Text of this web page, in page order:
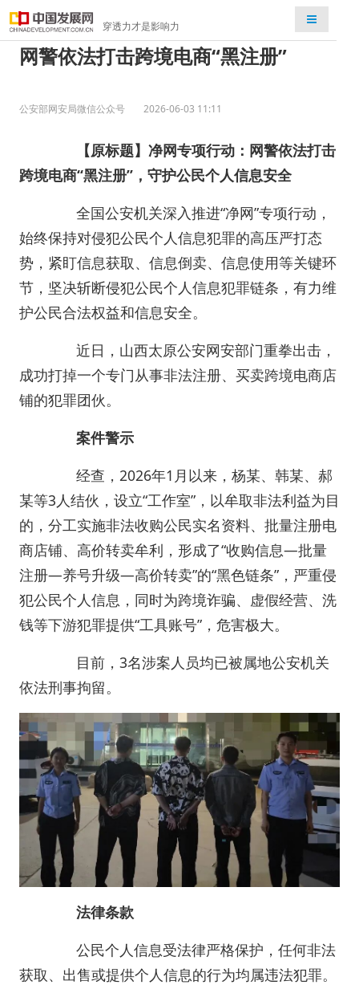
穿透力才是影响力
检索
网警依法打击跨境电商“黑注册”
公安部网安局微信公众号 2026-06-03 11:11
【原标题】净网专项行动：网警依法打击
跨境电商“黑注册”，守护公民个人信息安全
全国公安机关深入推进“净网”专项行动，
始终保持对侵犯公民个人信息犯罪的高压严打态
势，紧盯信息获取、信息倒卖、信息使用等关键环
节，坚决斩断侵犯公民个人信息犯罪链条，有力维
护公民合法权益和信息安全。
近日，山西太原公安网安部门重拳出击，
成功打掉一个专门从事非法注册、买卖跨境电商店
铺的犯罪团伙。
案件警示
经查，2026年1月以来，杨某、韩某、郝
某等3人结伙，设立“工作室”，以牟取非法利益为目
的，分工实施非法收购公民实名资料、批量注册电
商店铺、高价转卖牟利，形成了“收购信息—批量
注册—养号升级—高价转卖”的“黑色链条”，严重侵
犯公民个人信息，同时为跨境诈骗、虚假经营、洗
钱等下游犯罪提供“工具账号”，危害极大。
目前，3名涉案人员均已被属地公安机关
依法刑事拘留。
法律条款
公民个人信息受法律严格保护，任何非法
获取、出售或提供个人信息的行为均属违法犯罪。